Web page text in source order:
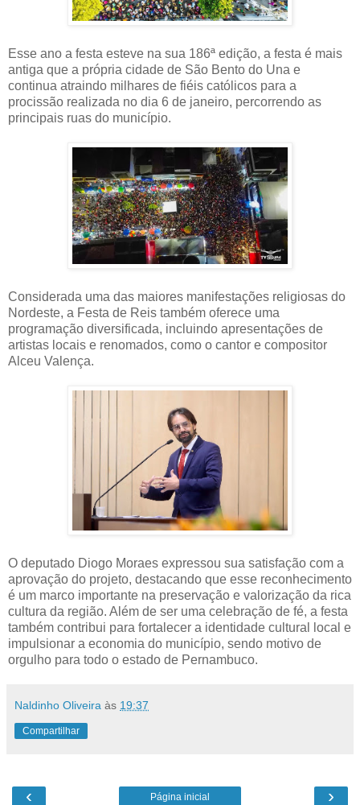
Esse ano a festa esteve na sua 186ª edição, a festa é mais
antiga que a própria cidade de São Bento do Una e
continua atraindo milhares de fiéis católicos para a
procissão realizada no dia 6 de janeiro, percorrendo as
principais ruas do município.
Considerada uma das maiores manifestações religiosas do
Nordeste, a Festa de Reis também oferece uma
programação diversificada, incluindo apresentações de
artistas locais e renomados, como o cantor e compositor
Alceu Valença.
O deputado Diogo Moraes expressou sua satisfação com a
aprovação do projeto, destacando que esse reconhecimento
é um marco importante na preservação e valorização da rica
cultura da região. Além de ser uma celebração de fé, a festa
também contribui para fortalecer a identidade cultural local e
impulsionar a economia do município, sendo motivo de
orgulho para todo o estado de Pernambuco.
Naldinho Oliveira às 19:37
Compartilhar
‹ ›
Página inicial